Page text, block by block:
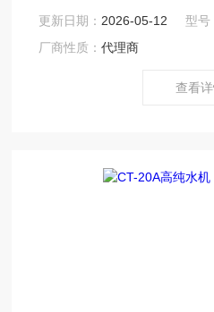
更新日期： 2026-05-12 型号
厂商性质：代理商
查看